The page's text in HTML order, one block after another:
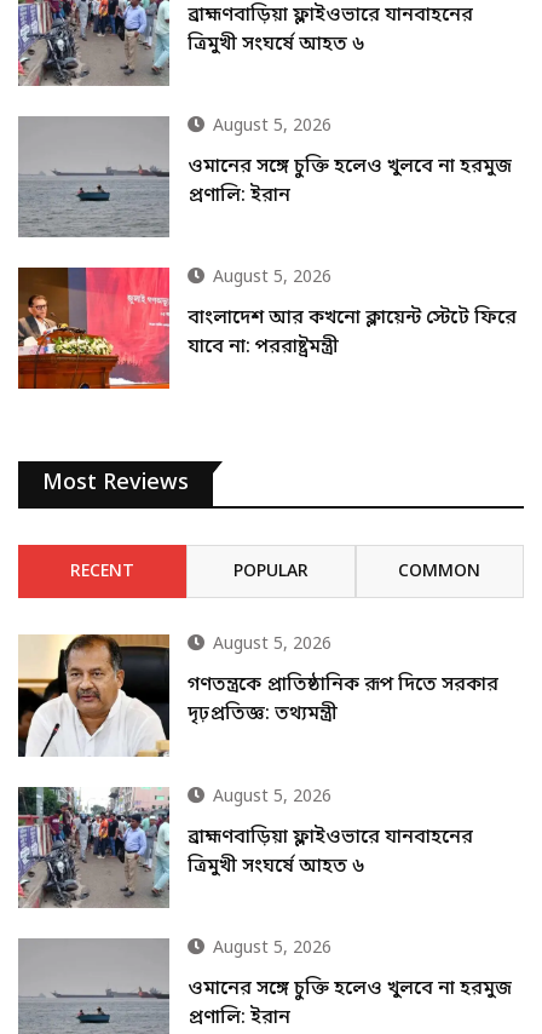
ব্রাহ্মণবাড়িয়া ফ্লাইওভারে যানবাহনের
ত্রিমুখী সংঘর্ষে আহত ৬
August 5, 2026
ওমানের সঙ্গে চুক্তি হলেও খুলবে না হরমুজ
প্রণালি: ইরান
August 5, 2026
বাংলাদেশ আর কখনো ক্লায়েন্ট স্টেটে ফিরে
যাবে না: পররাষ্ট্রমন্ত্রী
Most Reviews
RECENT POPULAR COMMON
August 5, 2026
গণতন্ত্রকে প্রাতিষ্ঠানিক রূপ দিতে সরকার
দৃঢ়প্রতিজ্ঞ: তথ্যমন্ত্রী
August 5, 2026
ব্রাহ্মণবাড়িয়া ফ্লাইওভারে যানবাহনের
ত্রিমুখী সংঘর্ষে আহত ৬
August 5, 2026
ওমানের সঙ্গে চুক্তি হলেও খুলবে না হরমুজ
প্রণালি: ইরান